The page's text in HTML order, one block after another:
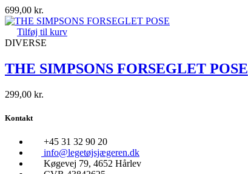
699,00 kr.
Tilføj til kurv
DIVERSE
THE SIMPSONS FORSEGLET POSE
299,00 kr.
Kontakt
+45 31 32 90 20
info@legetøjsjægeren.dk
Køgevej 79, 4652 Hårlev